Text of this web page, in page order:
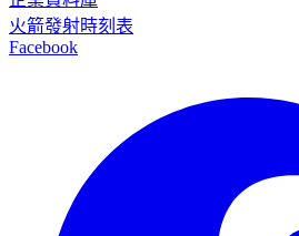
火箭發射時刻表
Facebook